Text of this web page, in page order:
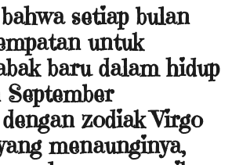
setiap bulan
untuk
baru dalam hidup
zodiak Virgo
menaunginya,